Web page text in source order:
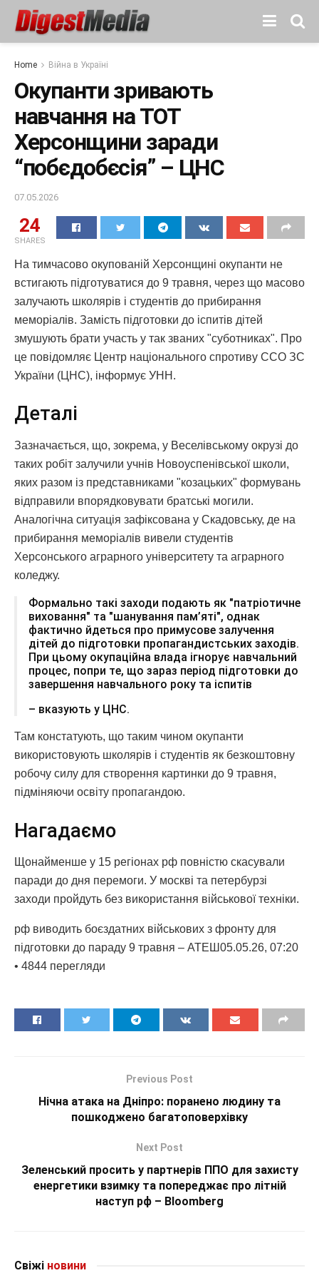
Home Війна в Україні
Окупанти зривають
навчання на ТОТ
Херсонщини заради
“побєдобєсія” – ЦНС
07.05.2026
24
SHARES
На тимчасово окупованій Херсонщині окупанти не
встигають підготуватися до 9 травня, через що масово
залучають школярів і студентів до прибирання
меморіалів. Замість підготовки до іспитів дітей
змушують брати участь у так званих "суботниках". Про
це повідомляє Центр національного спротиву ССО ЗС
України (ЦНС), інформує УНН.
Деталі
Зазначається, що, зокрема, у Веселівському окрузі до
таких робіт залучили учнів Новоуспенівської школи,
яких разом із представниками "козацьких" формувань
відправили впорядковувати братські могили.
Аналогічна ситуація зафіксована у Скадовську, де на
прибирання меморіалів вивели студентів
Херсонського аграрного університету та аграрного
коледжу.
Формально такі заходи подають як "патріотичне
виховання" та "шанування пам’яті", однак
фактично йдеться про примусове залучення
дітей до підготовки пропагандистських заходів.
При цьому окупаційна влада ігнорує навчальний
процес, попри те, що зараз період підготовки до
завершення навчального року та іспитів
– вказують у ЦНС.
Там констатують, що таким чином окупанти
використовують школярів і студентів як безкоштовну
робочу силу для створення картинки до 9 травня,
підміняючи освіту пропагандою.
Нагадаємо
Щонайменше у 15 регіонах рф повністю скасували
паради до дня перемоги. У москві та петербурзі
заходи пройдуть без використання військової техніки.
рф виводить боєздатних військових з фронту для
підготовки до параду 9 травня – АТЕШ05.05.26, 07:20
• 4844 перегляди
Previous Post
Нічна атака на Дніпро: поранено людину та
пошкоджено багатоповерхівку
Next Post
Зеленський просить у партнерів ППО для захисту
енергетики взимку та попереджає про літній
наступ рф – Bloomberg
Свіжі новини